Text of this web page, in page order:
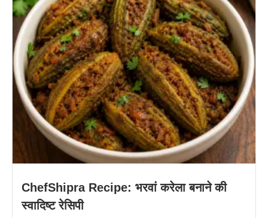
ChefShipra Recipe: भरवां करेला बनाने की
स्वादिष्ट रेसिपी